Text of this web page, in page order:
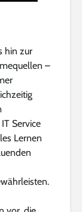
hin zur
–
Service
Lernen